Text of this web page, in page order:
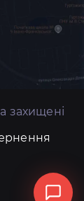
захищені